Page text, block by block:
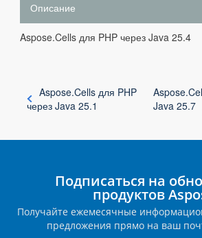
Описание
Aspose.Cells для PHP через Java 25.4
Aspose.Cells для PHP
через Java 25.1
Java 25.7
Подписаться на
продуктов
Получайте ежемесячные
предложения прямо на ваш